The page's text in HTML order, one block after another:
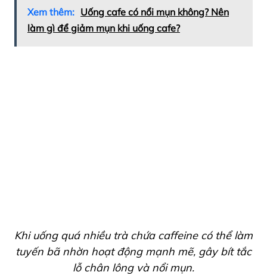
Xem thêm: Uống cafe có nổi mụn không? Nên
làm gì để giảm mụn khi uống cafe?
Khi uống quá nhiều trà chứa caffeine có thể làm
tuyến bã nhờn hoạt động mạnh mẽ, gây bít tắc
lỗ chân lông và nổi mụn.